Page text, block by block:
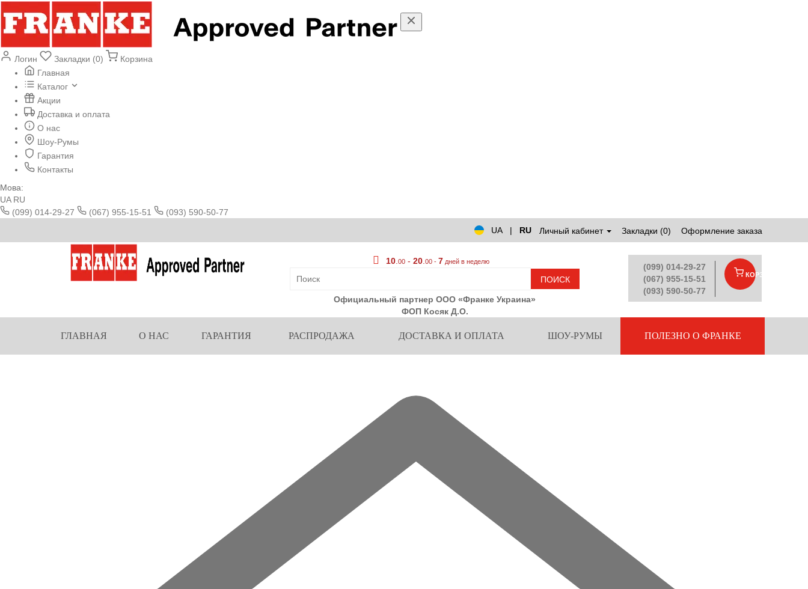
Логин Закладки (0)
Корзина
Главная
Каталог
Акции
Доставка и оплата
О нас
Шоу-Румы
Гарантия
Контакты
Мова:
UA RU
(099) 014-29-27
(067) 955-15-51
(093) 590-50-77
UA
| RU Личный кабинет Закладки (0) Оформление заказа
10 .00 -20 .00 -7 дней в неделю
ПОИСК
Официальный партнер ООО «Франке Украина»
ФОП Косяк Д.О.
(099) 014-29-27
(067) 955-15-51
(093) 590-50-77
КОРЗИНА
ГЛАВНАЯ О НАС ГАРАНТИЯ РАСПРОДАЖА ДОСТАВКА И ОПЛАТА ШОУ-РУМЫ ПОЛЕЗНО О ФРАНКЕ